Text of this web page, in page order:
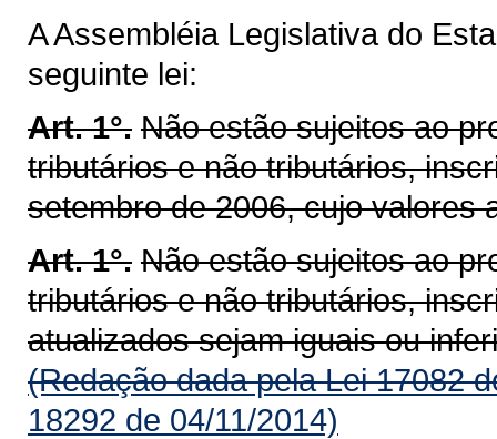
A Assembléia Legislativa do
seguinte lei:
Art. 1°. Não estão sujeitos ao
tributários e não tributários,
setembro de 2006, cujo valores
Art. 1°. Não estão sujeitos ao
tributários e não tributários,
atualizados sejam iguais ou
(Redação dada pela Lei 17082
18292 de 04/11/2014)